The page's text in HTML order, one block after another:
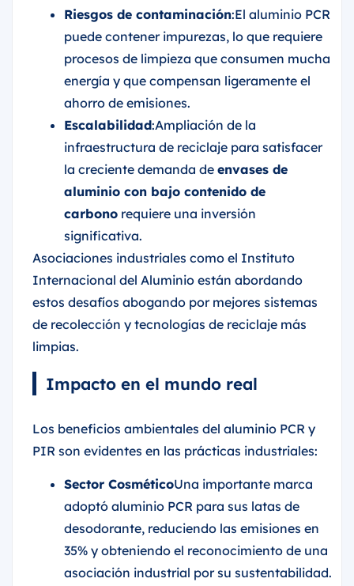
Riesgos de contaminación:El aluminio PCR
puede contener impurezas, lo que requiere
procesos de limpieza que consumen mucha
energía y que compensan ligeramente el
ahorro de emisiones.
Escalabilidad:Ampliación de la
infraestructura de reciclaje para satisfacer
la creciente demanda de envases de
aluminio con bajo contenido de
carbono requiere una inversión
significativa.
Asociaciones industriales como el Instituto
Internacional del Aluminio están abordando
estos desafíos abogando por mejores sistemas
de recolección y tecnologías de reciclaje más
limpias.
Impacto en el mundo real
Los beneficios ambientales del aluminio PCR y
PIR son evidentes en las prácticas industriales:
Sector CosméticoUna importante marca
adoptó aluminio PCR para sus latas de
desodorante, reduciendo las emisiones en
35% y obteniendo el reconocimiento de una
asociación industrial por su sustentabilidad.